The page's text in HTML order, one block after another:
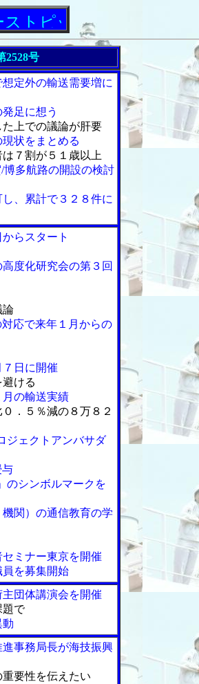
ックス
2528号
定外の輸送需要増に
足に想う
上での議論が肝要
状をまとめる
７割が５１歳以上
博多航路の開設の検討
、累計で３２８件に
らスタート
度化研究会の第３回
論
応で来年１月からの
７日に開催
ける
月の輸送実績
．５％減の８万８２
ジェクトアンバサダ
のシンボルマークを
関）の通信教育の学
ミナー東京を開催
員を募集開始
団体講演会を開催
題で
動
進事務局長が海技振興
要性を伝えたい